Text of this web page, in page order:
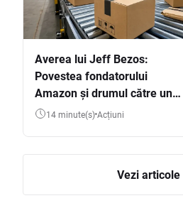
Averea lui Jeff Bezos:
Povestea fondatorului
Amazon și drumul către una
dintre cele mai mari averi
14 minute(s) Acțiuni
Vezi articole